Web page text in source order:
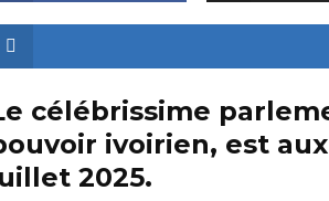
célébrissime
ivoirien, est
2025.